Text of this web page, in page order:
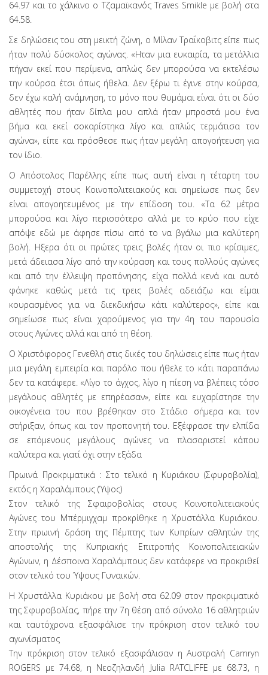
64.97 και το χάλκινο ο Τζαμαϊκανός Traves Smikle με βολή στα
64.58.
Σε δηλώσεις του στη μεικτή ζώνη, ο Μίλαν Τραΐκοβιτς είπε πως
ήταν πολύ δύσκολος αγώνας. «Ηταν μια ευκαιρία, τα μετάλλια
πήγαν εκεί που περίμενα, απλώς δεν μπορούσα να εκτελέσω
την κούρσα έτσι όπως ήθελα. Δεν ξέρω τι έγινε στην κούρσα,
δεν έχω καλή ανάμνηση, το μόνο που θυμάμαι είναι ότι οι δύο
αθλητές που ήταν δίπλα μου απλά ήταν μπροστά μου ένα
βήμα και εκεί σοκαρίστηκα λίγο και απλώς τερμάτισα τον
αγώνα», είπε και πρόσθεσε πως ήταν μεγάλη απογοήτευση για
τον ίδιο.
Ο Απόστολος Παρέλλης είπε πως αυτή είναι η τέταρτη του
συμμετοχή στους Κοινοπολιτειακούς και σημείωσε πως δεν
είναι απογοητευμένος με την επίδοση του. «Τα 62 μέτρα
μπορούσα και λίγο περισσότερο αλλά με το κρύο που είχε
απόψε εδώ με άφησε πίσω από το να βγάλω μια καλύτερη
βολή. Ηξερα ότι οι πρώτες τρεις βολές ήταν οι πιο κρίσιμες,
μετά άδειασα λίγο από την κούραση και τους πολλούς αγώνες
και από την έλλειψη προπόνησης, είχα πολλά κενά και αυτό
φάνηκε καθώς μετά τις τρεις βολές αδειάζω και είμαι
κουρασμένος για να διεκδικήσω κάτι καλύτερος», είπε και
σημείωσε πως είναι χαρούμενος για την 4η του παρουσία
στους Αγώνες αλλά και από τη θέση.
Ο Χριστόφορος Γενεθλή στις δικές του δηλώσεις είπε πως ήταν
μια μεγάλη εμπειρία και παρόλο που ήθελε το κάτι παραπάνω
δεν τα κατάφερε. «Λίγο το άγχος, λίγο η πίεση να βλέπεις τόσο
μεγάλους αθλητές με επηρέασαν», είπε και ευχαρίστησε την
οικογένεια του που βρέθηκαν στο Στάδιο σήμερα και τον
στήριξαν, όπως και τον προπονητή του. Εξέφρασε την ελπίδα
σε επόμενους μεγάλους αγώνες να πλασαριστεί κάπου
καλύτερα και γιατί όχι στην εξάδα
Πρωινά Προκριματικά : Στο τελικό η Κυριάκου (Σφυροβολία),
εκτός η Χαραλάμπους (Ύψος)
Στον τελικό της Σφαιροβολίας στους Κοινοπολιτειακούς
Αγώνες του Μπέρμιγχαμ προκρίθηκε η Χρυστάλλα Κυριάκου.
Στην πρωινή δράση της Πέμπτης των Κυπρίων αθλητών της
αποστολής της Κυπριακής Επιτροπής Κοινοπολιτειακών
Αγώνων, η Δέσποινα Χαραλάμπους δεν κατάφερε να προκριθεί
στον τελικό του Ύψους Γυναικών.
Η Χρυστάλλα Κυριάκου με βολή στα 62.09 στον προκριματικό
της Σφυροβολίας, πήρε την 7η θέση από σύνολο 16 αθλητριών
και ταυτόχρονα εξασφάλισε την πρόκριση στον τελικό του
αγωνίσματος
Την πρόκριση στον τελικό εξασφάλισαν η Αυστραλή Camryn
ROGERS με 74.68, η Νεοζηλανδή Julia RATCLIFFE με 68.73, η